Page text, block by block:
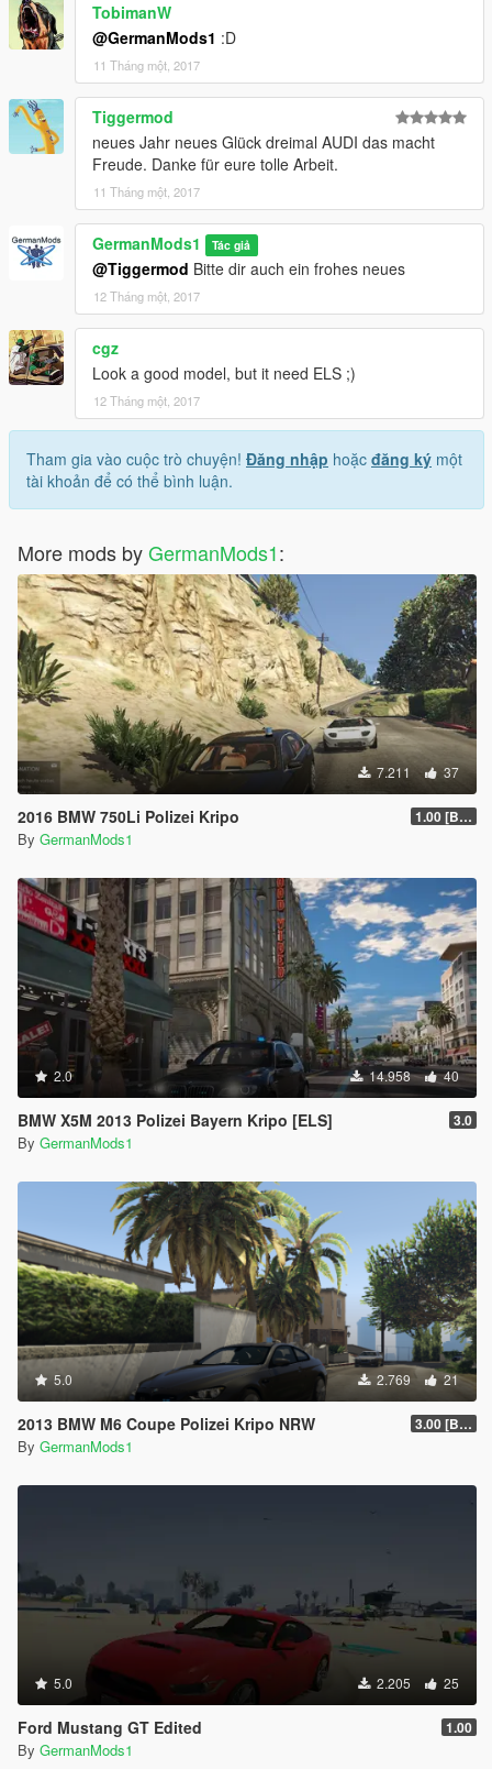
TobimanW
@GermanMods1 :D
11 Tháng một, 2017
Tiggermod
neues Jahr neues Glück dreimal AUDI das macht
Freude. Danke für eure tolle Arbeit.
11 Tháng một, 2017
GermanMods1 Tác giả
@Tiggermod Bitte dir auch ein frohes neues
12 Tháng một, 2017
cgz
Look a good model, but it need ELS ;)
12 Tháng một, 2017
Tham gia vào cuộc trò chuyện! Đăng nhập hoặc đăng ký một
tài khoản để có thể bình luận.
More mods byGermanMods1:
7.211 37
2016 BMW 750Li Polizei Kripo 1.00 [BETA]
By GermanMods1
2.0 14.958 40
BMW X5M 2013 Polizei Bayern Kripo [ELS] 3.0
By GermanMods1
5.0 2.769 21
2013 BMW M6 Coupe Polizei Kripo NRW 3.00 [BETA]
By GermanMods1
5.0 2.205 25
Ford Mustang GT Edited 1.00
By GermanMods1